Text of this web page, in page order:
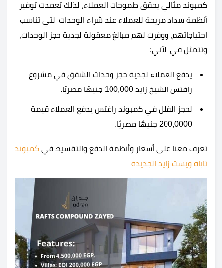
كمبوند مثالي يحقق طموحات العملاء، لذلك تعمدت توفير
أنظمة سداد مريحة للعملاء عند شراء الوحدات التي تناسب
احتياجاتهم، ووفرت لهم مبالغ معقولة لجدية حجز الوحدات،
وتتمثل في الآتي:
يدفع العملاء لجدية حجز وحدات الشقق في مشروع
رافتس الشيخ زايد 100,000 جنيهًا مصريًا.
لحجز الفلل في كمبوند رافتس يدفع العملاء قيمة
200,0000 جنيهًا مصريًا.
تعرف معنا على أسعار وأنظمة الدفع والتقسيط في كمبوند
تاباه ويست زايد الجديدة